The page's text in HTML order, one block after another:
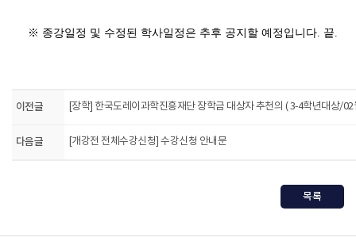
※ 종강일정 및 수정된 학사일정은 추후 공지할 예정입니다. 끝.
이전글 [장학] 한국도레이과학진흥재단 장학금 대상자 추천의 ( 3-4학년대상/
다음글 [개강전 전체수강신청] 수강신청 안내문
목록